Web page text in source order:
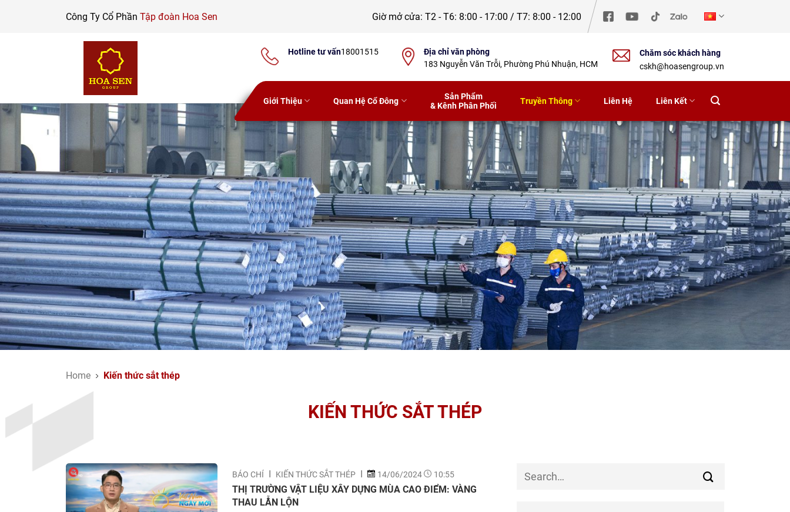
Công Ty Cổ Phần Tập đoàn Hoa Sen Giờ mở cửa:T2 - T6: 8:00 - 17:00 / T7: 8:00 - 12:00
Giới Thiệu Quan Hệ Cổ Đông
Sản Phẩm
& Kênh Phân Phối
Truyền Thông Liên Hệ Liên Kết
Hotline tư vấn18001515
Địa chỉ văn phòng
183 Nguyễn Văn Trỗi, Phường Phú Nhuận, HCM
Chăm sóc khách hàng
cskh@hoasengroup.vn
Home Kiến thức sắt thép
KIẾN THỨC SẮT THÉP
BÁO CHÍ KIẾN THỨC SẮT THÉP 14/06/2024 10:55
THỊ TRƯỜNG VẬT LIỆU XÂY DỰNG MÙA CAO ĐIỂM: VÀNG
THAU LẪN LỘN